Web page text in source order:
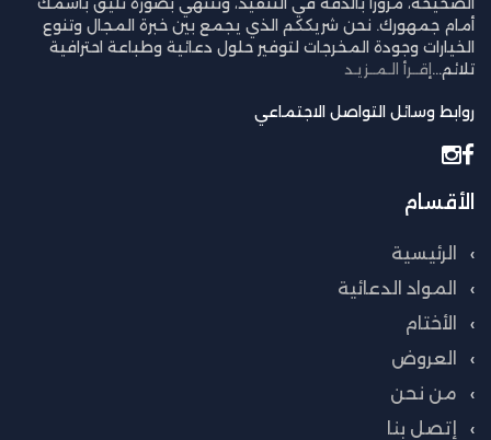
أمام جمهورك. نحن شريككم الذي يجمع بين خبرة المجال وتنوع
الخيارات وجودة المخرجات لتوفير حلول دعائية وطباعة احترافية
تلائم... إقــرأ الـمــزيـد
روابط وسائل التواصل الاجتماعي
الأقسام
الرئيسية
المواد الدعائية
الأختام
العروض
من نحن
إتصل بنا